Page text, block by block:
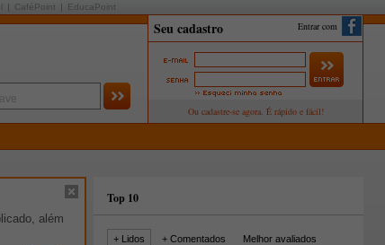
CaféPoint EducaPoint
Entrar com
além
Top 10
+ Lidos + Comentados Melhor avaliados